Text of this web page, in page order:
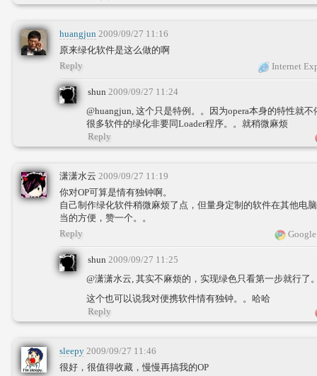
huangjun 2009/09/27 11:16
原来绿化软件是这么做的啊
Internet
Reply
shun 2009/09/27 11:24
@huangjun, 这个只是特例。。因为opera本身的特性就不
很多软件的绿化非要同Loader程序。。就稍微麻烦
Reply
潇潇水云 2009/09/27 11:19
你对OP可算是情有独钟啊。
自己制作绿化软件稍微麻烦了点，但量身定制的软件在其他电
当的方便，赞一个。。
Reply
shun 2009/09/27 11:25
@潇潇水云, 其实不麻烦的，实现绿色只看第一步就行了
这个也可以说我对便携软件情有独钟。。哈哈
Reply
sleepy 2009/09/27 11:46
很好，很值得收藏，慢慢再搞我的OP